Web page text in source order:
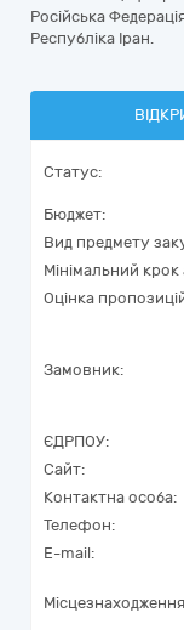
Російська
Республіка Іран.
Статус:
Бюджет:
Вид предмету
Мінімальний крок
Оцінка
Замовник:
ЄДРПОУ:
Сайт:
Контактна особа:
Телефон:
E-mail: